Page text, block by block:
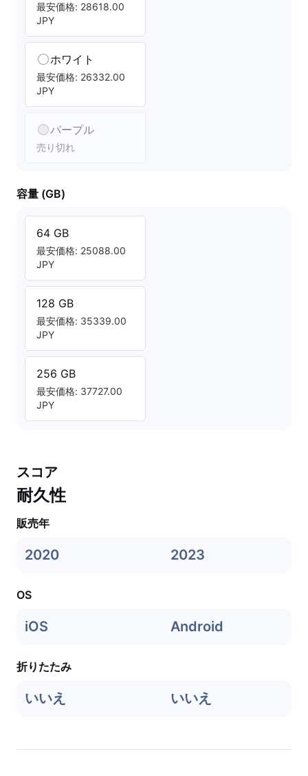
最安価格: 28618.00
JPY
ホワイト
最安価格: 26332.00
JPY
パープル
売り切れ
容量 (GB)
64 GB
最安価格: 25088.00
JPY
128 GB
最安価格: 35339.00
JPY
256 GB
最安価格: 37727.00
JPY
スコア
耐久性
販売年
2020 2023
OS
iOS Android
折りたたみ
いいえ いいえ